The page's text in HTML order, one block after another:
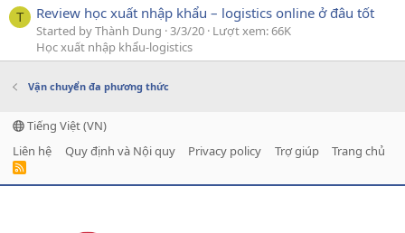
T Review học xuất nhập khẩu – logistics online ở đâu tốt
Started by Thành Dung 3/3/20 Lượt xem: 66K
Học xuất nhập khẩu-logistics
Vận chuyển đa phương thức
Tiếng Việt (VN)
Liên hệ
Quy định và Nội quy Privacy policy Trợ giúp Trang chủ
R